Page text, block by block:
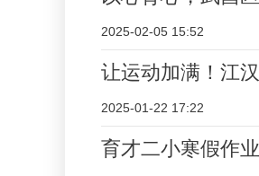
2025-02-05 15:52
让运动加满！江
2025-01-22 17:22
育才二小寒假作